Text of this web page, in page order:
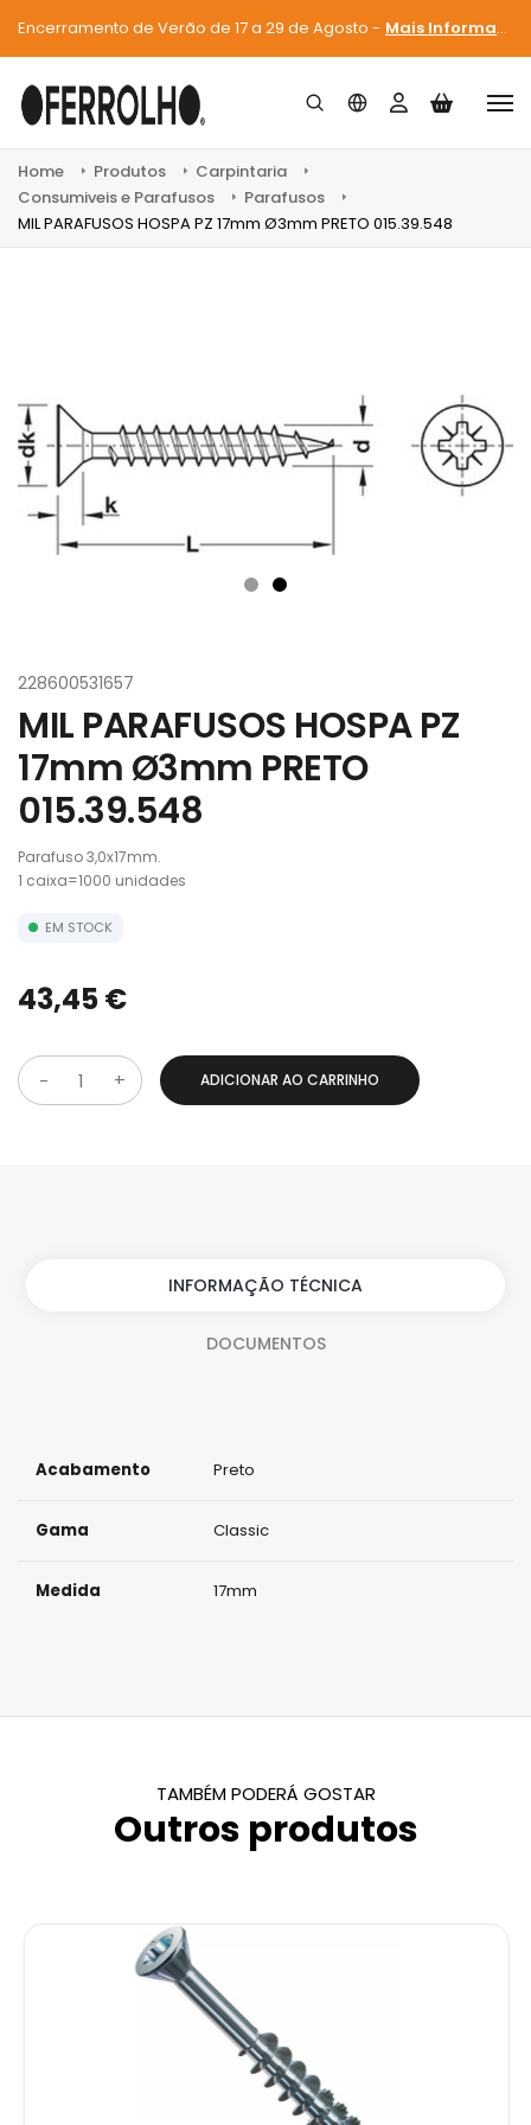
Encerramento de Verão de 17 a 29 de Agosto - Mais Informações
Home Produtos
Carpintaria
Consumiveis e Parafusos
Parafusos
MIL PARAFUSOS HOSPA PZ 17mm Ø3mm PRETO 015.39.548
228600531657
MIL PARAFUSOS HOSPA PZ
17mm Ø3mm PRETO
015.39.548
Parafuso 3,0x17mm.
1 caixa=1000 unidades
EM STOCK
43,45 €
Q
ADICIONAR AO CARRINHO
INFORMAÇÃO TÉCNICA
DOCUMENTOS
Acabamento Preto
Gama Classic
Medida 17mm
TAMBÉM PODERÁ GOSTAR
Outros produtos